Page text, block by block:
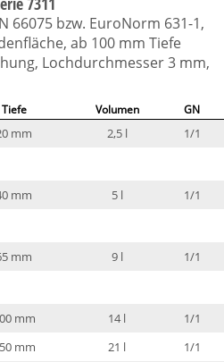
66075 bzw. EuroNorm 631-1,
ab 100 mm Tiefe
Lochdurchmesser 3 mm,
Tiefe Volumen GN
mm 2,5 l 1/1
mm 5 l 1/1
mm 9 l 1/1
mm 14 l
1/1
mm 21 l
1/1